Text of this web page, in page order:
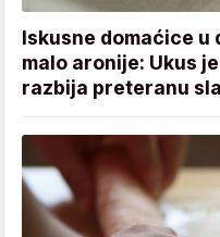
Iskusne domaćice u
malo aronije: Ukus
razbija preteranu